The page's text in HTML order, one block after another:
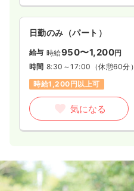
日勤のみ（パート）
給与 時給950〜1,200円
時間 8:30～17:00 （休憩60分）
時給1,200円以上可
気になる